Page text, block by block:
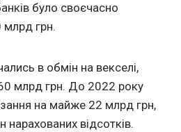
було своєчасно
млрд грн.
в обмін на векселі,
млрд грн. До 2022 року
на майже 22 млрд грн,
нарахованих відсотків.